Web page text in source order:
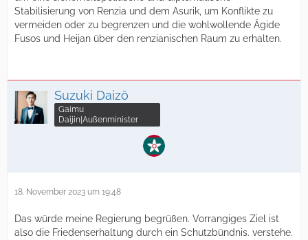
Stabilisierung von Renzia und dem Asurik, um Konflikte zu
vermeiden oder zu begrenzen und die wohlwollende Ägide
Fusos und Heijan über den renzianischen Raum zu erhalten.
Suzuki Daizō
Gaimu
Daijin|Außenminister
18. November 2023 um 19:48
Das würde meine Regierung begrüßen. Vorrangiges Ziel ist
also die Friedenserhaltung durch ein Schutzbündnis. verstehe.